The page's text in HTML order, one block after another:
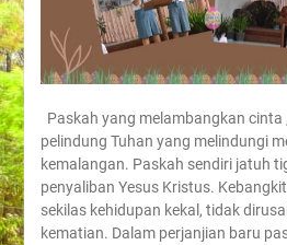
Paskah yang melambangkan
pelindung Tuhan yang melindungi
kemalangan. Paskah sendiri jatuh
penyaliban Yesus Kristus.
sekilas kehidupan kekal, tidak
kematian. Dalam perjanjian baru